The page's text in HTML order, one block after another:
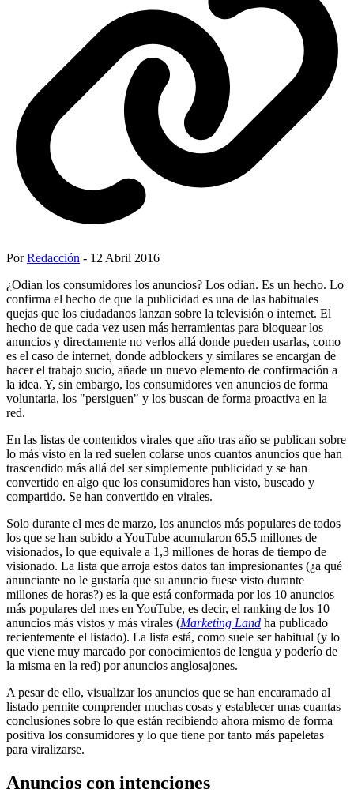
PorRedacción - 12 Abril 2016
¿Odian los consumidores los anuncios? Los odian. Es un hecho. Lo
confirma el hecho de que la publicidad es una de las habituales
quejas que los ciudadanos lanzan sobre la televisión o internet. El
hecho de que cada vez usen más herramientas para bloquear los
anuncios y directamente no verlos allá donde pueden usarlas, como
es el caso de internet, donde adblockers y similares se encargan de
hacer el trabajo sucio, añade un nuevo elemento de confirmación a
la idea. Y, sin embargo, los consumidores ven anuncios de forma
voluntaria, los "persiguen" y los buscan de forma proactiva en la
red.
En las listas de contenidos virales que año tras año se publican sobre
lo más visto en la red suelen colarse unos cuantos anuncios que han
trascendido más allá del ser simplemente publicidad y se han
convertido en algo que los consumidores han visto, buscado y
compartido. Se han convertido en virales.
Solo durante el mes de marzo, los anuncios más populares de todos
los que se han subido a YouTube acumularon 65.5 millones de
visionados, lo que equivale a 1,3 millones de horas de tiempo de
visionado. La lista que arroja estos datos tan impresionantes (¿a qué
anunciante no le gustaría que su anuncio fuese visto durante
millones de horas?) es la que está conformada por los 10 anuncios
más populares del mes en YouTube, es decir, el ranking de los 10
anuncios más vistos y más virales (Marketing Land ha publicado
recientemente el listado). La lista está, como suele ser habitual (y lo
que viene muy marcado por conocimientos de lengua y poderío de
la misma en la red) por anuncios anglosajones.
A pesar de ello, visualizar los anuncios que se han encaramado al
listado permite comprender muchas cosas y establecer unas cuantas
conclusiones sobre lo que están recibiendo ahora mismo de forma
positiva los consumidores y lo que tiene por tanto más papeletas
para viralizarse.
Anuncios con intenciones